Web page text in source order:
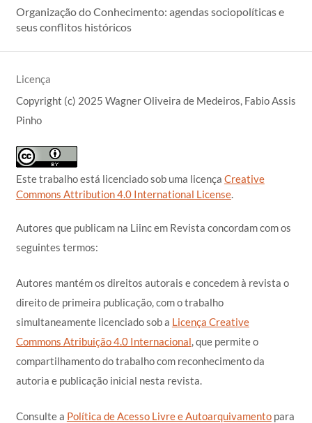
Organização do Conhecimento: agendas sociopolíticas e
seus conflitos históricos
Licença
Copyright (c) 2025 Wagner Oliveira de Medeiros, Fabio Assis
Pinho
Este trabalho está licenciado sob uma licença Creative
Commons Attribution 4.0 International License.
Autores que publicam na Liinc em Revista concordam com os
seguintes termos:
Autores mantém os direitos autorais e concedem à revista o
direito de primeira publicação, com o trabalho
simultaneamente licenciado sob a Licença Creative
Commons Atribuição 4.0 Internacional, que permite o
compartilhamento do trabalho com reconhecimento da
autoria e publicação inicial nesta revista.
Consulte a Política de Acesso Livre e Autoarquivamentopara